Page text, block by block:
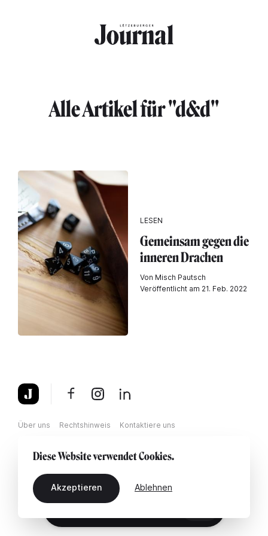
Alle Artikel für "d&d"
LESEN
Gemeinsam gegen die
inneren Drachen
Von Misch Pautsch
Veröffentlicht am 21. Feb. 2022
Über uns Rechtshinweis Kontaktiere uns
Diese Website verwendet Cookies.
Akzeptieren Ablehnen